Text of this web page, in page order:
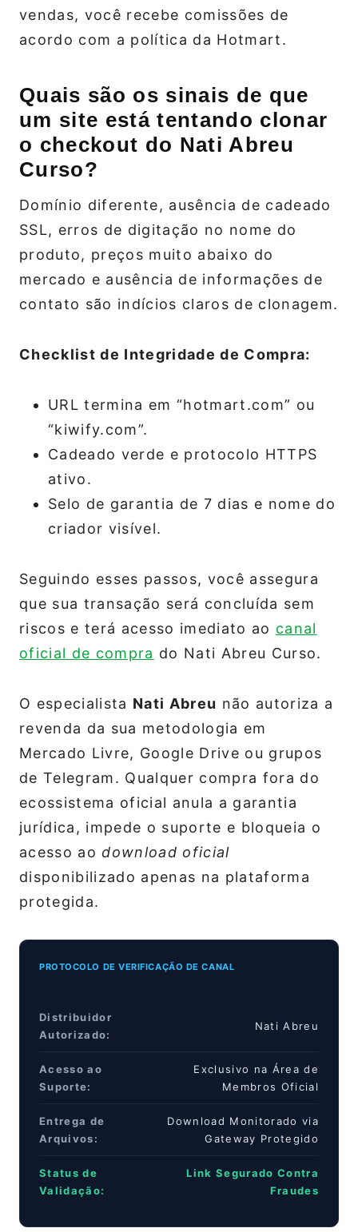
vendas, você recebe comissões de
acordo com a política da Hotmart.
Quais são os sinais de que
um site está tentando clonar
o checkout do Nati Abreu
Curso?
Domínio diferente, ausência de cadeado
SSL, erros de digitação no nome do
produto, preços muito abaixo do
mercado e ausência de informações de
contato são indícios claros de clonagem.
Checklist de Integridade de Compra:
URL termina em “hotmart.com” ou
“kiwify.com”.
Cadeado verde e protocolo HTTPS
ativo.
Selo de garantia de 7 dias e nome do
criador visível.
Seguindo esses passos, você assegura
que sua transação será concluída sem
riscos e terá acesso imediato ao canal
oficial de compra do Nati Abreu Curso.
O especialista Nati Abreu não autoriza a
revenda da sua metodologia em
Mercado Livre, Google Drive ou grupos
de Telegram. Qualquer compra fora do
ecossistema oficial anula a garantia
jurídica, impede o suporte e bloqueia o
acesso aodownload oficial
disponibilizado apenas na plataforma
protegida.
PROTOCOLO DE VERIFICAÇÃO DE CANAL
Distribuidor
Autorizado:
Nati Abreu
Acesso ao
Suporte:
Exclusivo na Área de
Membros Oficial
Entrega de
Arquivos:
Download Monitorado via
Gateway Protegido
Status de
Validação:
Link Segurado Contra
Fraudes